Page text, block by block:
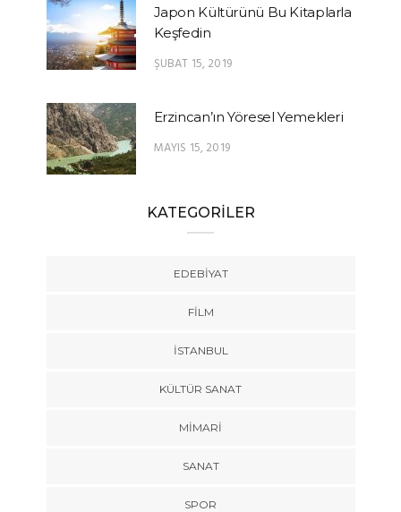
Japon Kültürünü Bu Kitaplarla
Keşfedin
ŞUBAT 15, 2019
Erzincan’ın Yöresel Yemekleri
MAYIS 15, 2019
KATEGORİLER
EDEBIYAT
FILM
İSTANBUL
KÜLTÜR SANAT
MIMARI
SANAT
SPOR